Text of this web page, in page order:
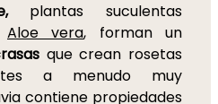
plantas suculentas
Aloe vera, forman un
que crean rosetas
a menudo muy
contiene propiedades